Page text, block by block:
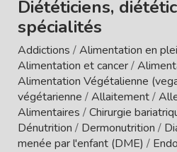
Diététiciens,
spécialités
Addictions /Alimentation en
Alimentation et cancer/
Alimentation Végétalienne
végétarienne /Allaitement/
Alimentaires /Chirurgie
Dénutrition / Dermonutrition /
menée par l'enfant (DME) /